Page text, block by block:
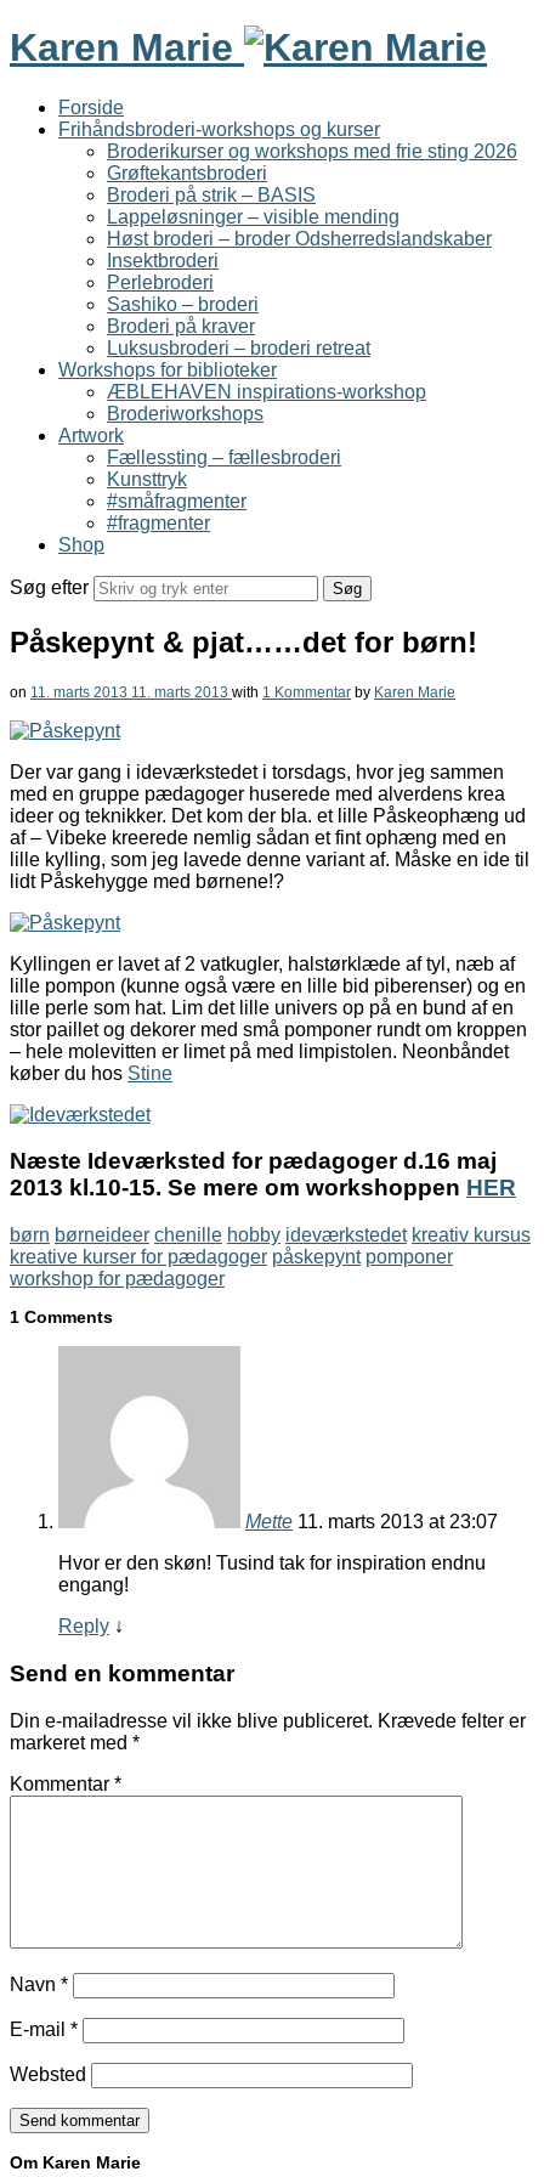
Karen Marie
Forside
Frihåndsbroderi-workshops og kurser
Broderikurser og workshops med frie sting 2026
Grøftekantsbroderi
Broderi på strik – BASIS
Lappeløsninger – visible mending
Høst broderi – broder Odsherredslandskaber
Insektbroderi
Perlebroderi
Sashiko – broderi
Broderi på kraver
Luksusbroderi – broderi retreat
Workshops for biblioteker
ÆBLEHAVEN inspirations-workshop
Broderiworkshops
Artwork
Fællessting – fællesbroderi
Kunsttryk
#småfragmenter
#fragmenter
Shop
Søg efter
Påskepynt & pjat……det for børn!
on 11. marts 2013 11. marts 2013 with 1 Kommentar by Karen Marie
Der var gang i ideværkstedet i torsdags, hvor jeg sammen
med en gruppe pædagoger huserede med alverdens krea
ideer og teknikker. Det kom der bla. et lille Påskeophæng ud
af – Vibeke kreerede nemlig sådan et fint ophæng med en
lille kylling, som jeg lavede denne variant af. Måske en ide til
lidt Påskehygge med børnene!?
Kyllingen er lavet af 2 vatkugler, halstørklæde af tyl, næb af
lille pompon (kunne også være en lille bid piberenser) og en
lille perle som hat. Lim det lille univers op på en bund af en
stor paillet og dekorer med små pomponer rundt om kroppen
– hele molevitten er limet på med limpistolen. Neonbåndet
køber du hos Stine
Næste Ideværksted for pædagoger d.16 maj
2013 kl.10-15. Se mere om workshoppen HER
børn børneideer chenille hobby ideværkstedet kreativ kursus
kreative kurser for pædagoger påskepynt pomponer
workshop for pædagoger
1 Comments
Mette 11. marts 2013 at 23:07
Hvor er den skøn! Tusind tak for inspiration endnu
engang!
Reply ↓
Send en kommentar
Din e-mailadresse vil ikke blive publiceret. Krævede felter er
markeret med *
Kommentar *
Navn *
E-mail *
Websted
Om Karen Marie